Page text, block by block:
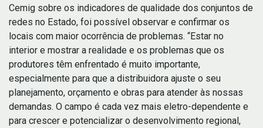
Cemig sobre os indicadores de qualidade dos conjuntos de
redes no Estado, foi possível observar e confirmar os
locais com maior ocorrência de problemas. “Estar no
interior e mostrar a realidade e os problemas que os
produtores têm enfrentado é muito importante,
especialmente para que a distribuidora ajuste o seu
planejamento, orçamento e obras para atender às nossas
demandas. O campo é cada vez mais eletro-dependente e
para crescer e potencializar o desenvolvimento regional,